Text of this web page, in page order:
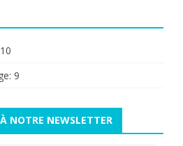
9
NOTRE NEWSLETTER